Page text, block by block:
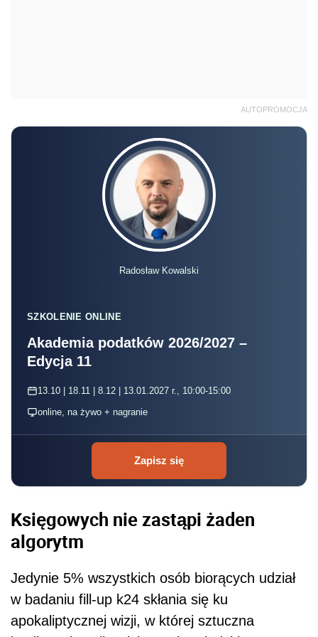
AUTOPROMOCJA
Radosław Kowalski
SZKOLENIE ONLINE
Akademia podatków 2026/2027 –
Edycja 11
13.10 | 18.11 | 8.12 | 13.01.2027 r., 10:00-15:00
online, na żywo + nagranie
Zapisz się
Księgowych nie zastąpi żaden
algorytm
Jedynie 5% wszystkich osób biorących udział
w badaniu fill-up k24 skłania się ku
apokaliptycznej wizji, w której sztuczna